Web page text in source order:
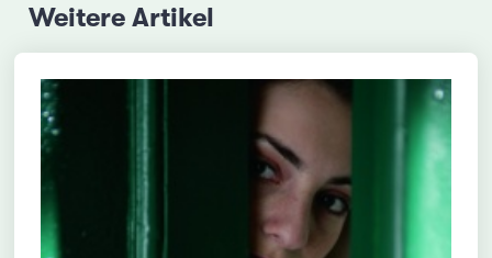
Weitere Artikel